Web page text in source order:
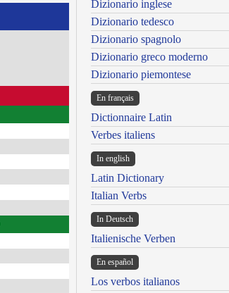
Dizionario inglese
Dizionario tedesco
Dizionario spagnolo
Dizionario greco moderno
Dizionario piemontese
En français
Dictionnaire Latin
Verbes italiens
In english
Latin Dictionary
Italian Verbs
In Deutsch
Italienische Verben
En español
Los verbos italianos